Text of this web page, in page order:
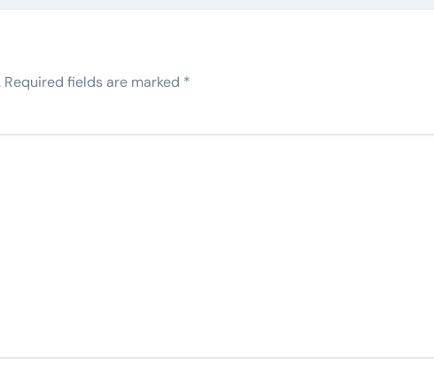
Required fields are marked *